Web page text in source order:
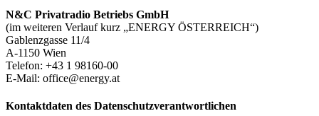
N&C Privatradio Betriebs GmbH
(im weiteren Verlauf kurz „ENERGY ÖSTERREICH“)
Gablenzgasse 11/4
A-1150 Wien
Telefon: +43 1 98160-00
E-Mail: office@energy.at
Kontaktdaten des Datenschutz­verantwortlichen